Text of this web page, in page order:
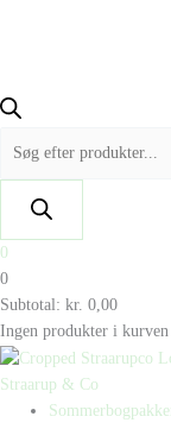
0
0
Subtotal: kr. 0,00
Ingen produkter i kurven
Straarup & Co